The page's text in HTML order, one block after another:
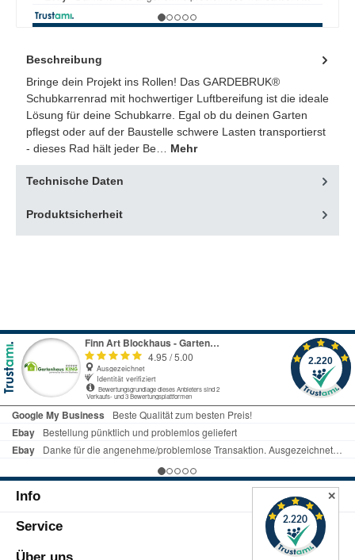
Beschreibung
Bringe dein Projekt ins Rollen! Das GARDEBRUK®
Schubkarrenrad mit hochwertiger Luftbereifung ist die ideale
Lösung für deine Schubkarre. Egal ob du deinen Garten
pflegst oder auf der Baustelle schwere Lasten transportierst
- dieses Rad hält jeder Be… Mehr
Technische Daten
Produktsicherheit
Info
Service
✕